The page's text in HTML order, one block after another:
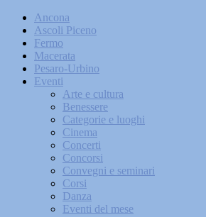
Ancona
Ascoli Piceno
Fermo
Macerata
Pesaro-Urbino
Eventi
Arte e cultura
Benessere
Categorie e luoghi
Cinema
Concerti
Concorsi
Convegni e seminari
Corsi
Danza
Eventi del mese